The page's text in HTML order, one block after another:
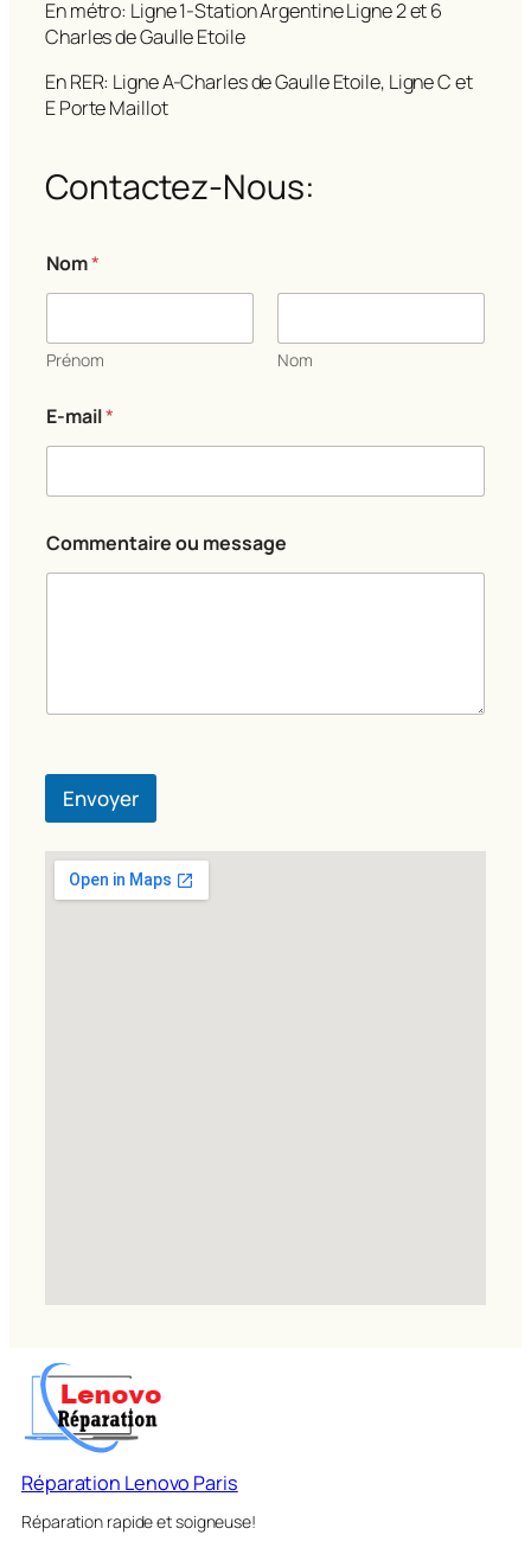
En métro: Ligne 1-Station Argentine Ligne 2 et 6
Charles de Gaulle Etoile
En RER: Ligne A-Charles de Gaulle Etoile, Ligne C et
E Porte Maillot
Contactez-Nous:
Nom*
Prénom Nom
N
o
N
m
E-mail*
Commentaire ou message
Envoyer
Réparation Lenovo Paris
Réparation rapide et soigneuse!